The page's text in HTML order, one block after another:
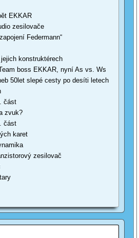
EKKAR
zesilovače
Federmann“
konstruktérech
boss EKKAR, nyní As vs. Ws
50let slepé cesty po desíti letech
část
zvuk?
část
karet
zesilovač